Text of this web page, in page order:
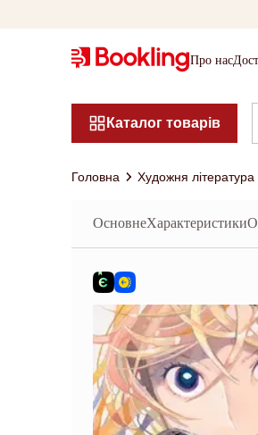
Про нас
Каталог товарів
Головна Художня література
ОсновнеХарактеристики